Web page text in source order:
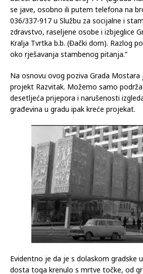
HERCEGOVINA24/GRAD MOSTAR
“Obavještavaju se i pozivaju nositelji
adresi Braće Brkića broj 1 i 7 (Zgrada
se jave, osobno ili putem telefona na
036/337-917 u Službu za socijalne i
Kralja Tvrtka b.b. (Đački dom). Razlog
oko rješavanja stambenog pitanja.”
Na osnovu ovog poziva Grada Mostara
projekt Razvitak. Možemo samo
desetljeća prijepora i narušenosti
građevina u gradu ipak kreće projekat.